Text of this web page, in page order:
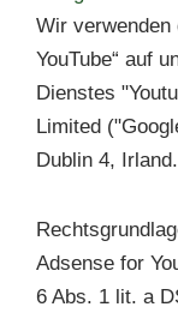
Wir verwenden
YouTube“ auf
Dienstes
Limited
Dublin 4, Irland.
Adsense for
6 Abs. 1 lit. a